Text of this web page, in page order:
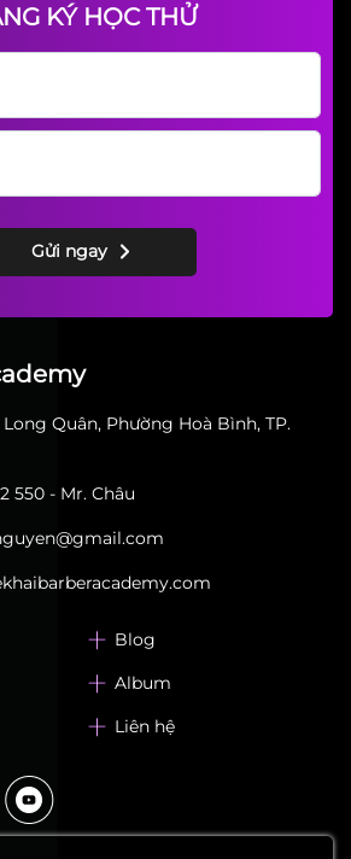
KÝ HỌC THỬ
Gửi ngay
Quân, Phường Hoà Bình, TP.
550 - Mr. Châu
Blog
Album
Liên hệ